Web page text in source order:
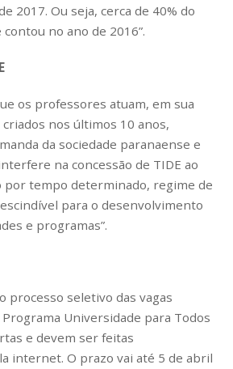
2017. Ou seja, cerca de 40% do
no ano de 2016”.
os professores atuam, em sua
nos últimos 10 anos,
da sociedade paranaense e
na concessão de TIDE ao
por tempo determinado, regime de
para o desenvolvimento
e programas”.
processo seletivo das vagas
Universidade para Todos
e devem ser feitas
internet. O prazo vai até 5 de abril